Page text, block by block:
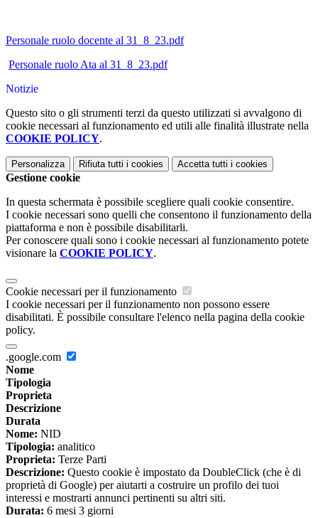
Personale ruolo docente al 31_8_23.pdf
Personale ruolo Ata al 31_8_23.pdf
Notizie
Questo sito o gli strumenti terzi da questo utilizzati si avvalgono di
cookie necessari al funzionamento ed utili alle finalità illustrate nella
COOKIE POLICY.
Personalizza Rifiuta tutti i cookies Accetta tutti i cookies
Gestione cookie
In questa schermata è possibile scegliere quali cookie consentire.
I cookie necessari sono quelli che consentono il funzionamento della
piattaforma e non è possibile disabilitarli.
Per conoscere quali sono i cookie necessari al funzionamento potete
visionare la COOKIE POLICY.
Cookie necessari per il funzionamento
I cookie necessari per il funzionamento non possono essere
disabilitati. È possibile consultare l'elenco nella pagina della cookie
policy.
.google.com
Nome
Tipologia
Proprieta
Descrizione
Durata
Nome: NID
Tipologia: analitico
Proprieta: Terze Parti
Descrizione: Questo cookie è impostato da DoubleClick (che è di
proprietà di Google) per aiutarti a costruire un profilo dei tuoi
interessi e mostrarti annunci pertinenti su altri siti.
Durata: 6 mesi 3 giorni